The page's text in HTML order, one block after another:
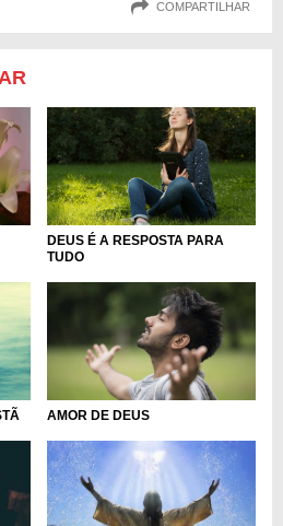
COMPARTILHAR
DEUS É A RESPOSTA PARA
TUDO
AMOR DE DEUS